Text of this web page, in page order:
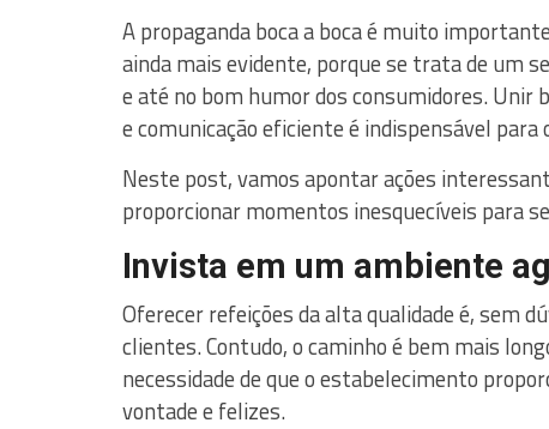
A propaganda boca a boca é muito
ainda mais evidente, porque se trata de um
e até no bom humor dos consumidores.
e comunicação eficiente é indispensável
Neste post, vamos apontar ações
proporcionar momentos inesquecíveis para
Invista em um ambiente
Oferecer refeições da alta qualidade é, sem
clientes. Contudo, o caminho é bem mais
necessidade de que o estabelecimento
vontade e felizes.